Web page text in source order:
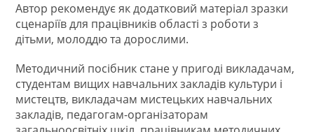
Автор рекомендує як додатковий матеріал зразки
сценаріїв для працівників області з роботи з
дітьми, молоддю та дорослими.
Методичний посібник стане у пригоді викладачам,
студентам вищих навчальних закладів культури і
мистецтв, викладачам мистецьких навчальних
закладів, педагогам-організаторам